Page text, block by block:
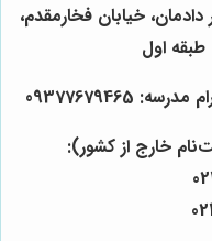
خیابان فخارمقدم،
خارج از کشور):